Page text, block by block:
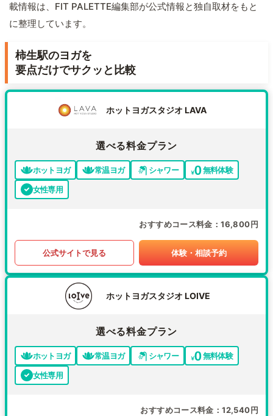
載情報は、FIT PALETTE編集部が公式情報と独自取材をもと
に整理しています。
柿生駅のヨガを
要点だけでサクッと比較
ホットヨガスタジオ LAVA
選べる料金プラン
ホットヨガ 常温ヨガ シャワー
無料体験
女性専用
おすすめコース料金 16,800円
公式サイトで見る 体験・相談予約
ホットヨガスタジオ LOIVE
選べる料金プラン
ホットヨガ 常温ヨガ シャワー
無料体験
女性専用
おすすめコース料金 12,540円